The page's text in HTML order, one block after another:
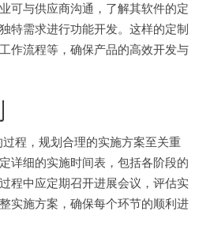
可与供应商沟通，了解其软件的定
特需求进行功能开发。这样的定制
作流程等，确保产品的高效开发与
程，规划合理的实施方案至关重
详细的实施时间表，包括各阶段的
程中应定期召开进展会议，评估实
实施方案，确保每个环节的顺利进